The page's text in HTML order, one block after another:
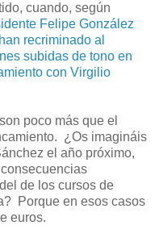
cuando, según
Felipe González
recriminado al
subidas de tono en
con Virgilio
poco más que el
¿Os imagináis
el año próximo,
de los cursos de
Porque en esos casos
euros.